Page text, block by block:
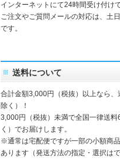
インターネットにて24時間受け付け
ご注文やご質問メールの対応は、土
です。
送料について
合計金額3,000円（税抜）以上なら
除く）！
3,000円（税抜）未満で全国一律送
く）でお届けします。
※通常は宅配便ですが一部の小額商
あります（発送方法の指定・選択は